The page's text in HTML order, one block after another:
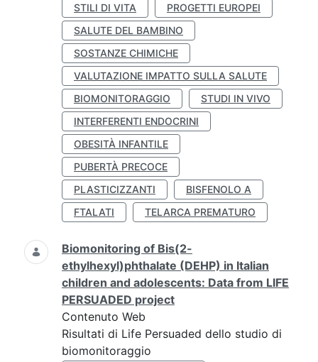
STILI DI VITA
PROGETTI EUROPEI
SALUTE DEL BAMBINO
SOSTANZE CHIMICHE
VALUTAZIONE IMPATTO SULLA SALUTE
BIOMONITORAGGIO
STUDI IN VIVO
INTERFERENTI ENDOCRINI
OBESITÀ INFANTILE
PUBERTÀ PRECOCE
PLASTICIZZANTI
BISFENOLO A
FTALATI
TELARCA PREMATURO
Biomonitoring of Bis(2-
ethylhexyl)phthalate (DEHP) in Italian
children and adolescents: Data from LIFE
PERSUADED project
Contenuto Web
Risultati di Life Persuaded dello studio di
biomonitoraggio